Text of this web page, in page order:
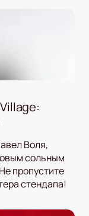
Воля,
сольным
пропустите
стендапа!